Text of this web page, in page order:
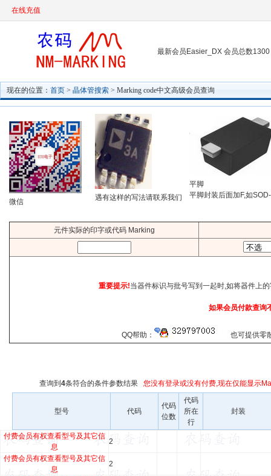
在线充值
最新会员Easier_DX 会员总数1300
现在的位置： 首页 > 晶体管搜索 > Marking code中文高级会员查询
微信 遇有这样的写法请联系我们
平脚
平脚封装后面加F,如
元件实际的印字或代码 Marking
重要提示!当器件标识与批号写到一起时,如将器件上
如果会员付款查询
QQ帮助： 也可提供零
查询到 4条符合的条件参数结果 您没有登录或没有付费,现在仅能显示
型号 代码
代码
位数
代码
所在
行
封装
付费会员有权查看型号及其它信
息
2
付费会员有权查看型号及其它信
息
2